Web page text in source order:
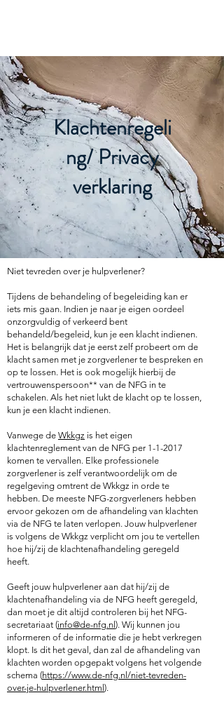
Klachtenregeli
ng/ Privacy
verklaring
Niet tevreden over je hulpverlener?
Tijdens de behandeling of begeleiding kan er
iets mis gaan. Indien je naar je eigen oordeel
onzorgvuldig of verkeerd bent
behandeld/begeleid, kun je een klacht indienen.
Het is belangrijk dat je eerst zelf probeert om de
klacht samen met je zorgverlener te bespreken en
op te lossen. Het is ook mogelijk hierbij de
vertrouwenspersoon** van de NFG in te
schakelen. Als het niet lukt de klacht op te lossen,
kun je een klacht indienen.
Vanwege de Wkkgz is het eigen
klachtenreglement van de NFG per 1-1-2017
komen te vervallen. Elke professionele
zorgverlener is zelf verantwoordelijk om de
regelgeving omtrent de Wkkgz in orde te
hebben. De meeste NFG-zorgverleners hebben
ervoor gekozen om de afhandeling van klachten
via de NFG te laten verlopen. Jouw hulpverlener
is volgens de Wkkgz verplicht om jou te vertellen
hoe hij/zij de klachtenafhandeling geregeld
heeft.
Geeft jouw hulpverlener aan dat hij/zij de
klachtenafhandeling via de NFG heeft geregeld,
dan moet je dit altijd controleren bij het NFG-
secretariaat (info@de-nfg.nl ). Wij kunnen jou
informeren of de informatie die je hebt verkregen
klopt. Is dit het geval, dan zal de afhandeling van
klachten worden opgepakt volgens het volgende
schema (https://www.de-nfg.nl/niet-tevreden-
over-je-hulpverlener.html ).